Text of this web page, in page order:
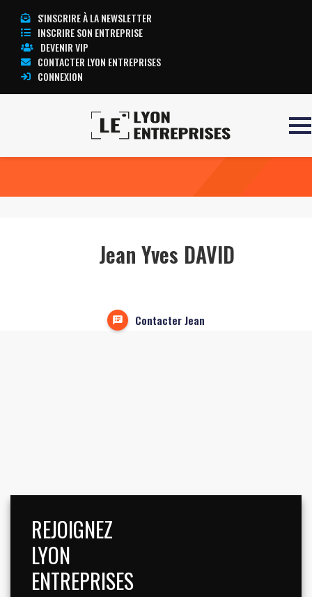
S'INSCRIRE À LA NEWSLETTER
INSCRIRE SON ENTREPRISE
DEVENIR VIP
CONTACTER LYON ENTREPRISES
CONNEXION
Jean Yves DAVID
Contacter Jean
REJOIGNEZ
LYON
ENTREPRISES